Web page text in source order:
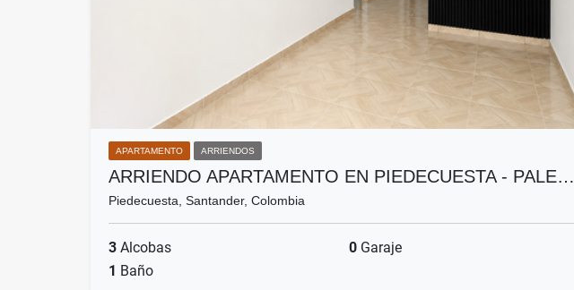
APARTAMENTO ARRIENDOS
ARRIENDO APARTAMENTO EN PIEDECUESTA - PALE…
Piedecuesta, Santander, Colombia
3 Alcobas 0 Garaje
1 Baño